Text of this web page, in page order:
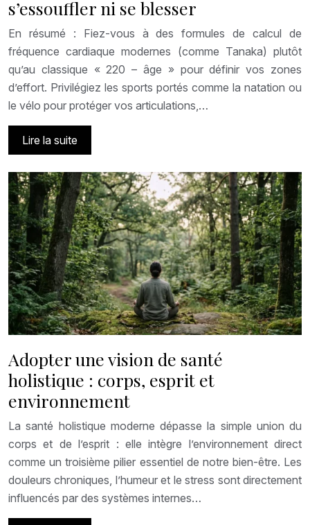
s’essouffler ni se blesser
En résumé : Fiez-vous à des formules de calcul de
fréquence cardiaque modernes (comme Tanaka) plutôt
qu’au classique « 220 – âge » pour définir vos zones
d’effort. Privilégiez les sports portés comme la natation ou
le vélo pour protéger vos articulations,…
Lire la suite
Adopter une vision de santé
holistique : corps, esprit et
environnement
La santé holistique moderne dépasse la simple union du
corps et de l’esprit : elle intègre l’environnement direct
comme un troisième pilier essentiel de notre bien-être. Les
douleurs chroniques, l’humeur et le stress sont directement
influencés par des systèmes internes…